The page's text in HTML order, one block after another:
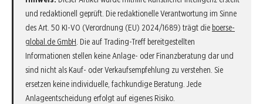
und redaktionell geprüft. Die redaktionelle Verantwortung im Sinne
des Art. 50 KI-VO (Verordnung (EU) 2024/1689) trägt die boerse-
global.de GmbH . Die auf Trading-Treff bereitgestellten
Informationen stellen keine Anlage- oder Finanzberatung dar und
sind nicht als Kauf- oder Verkaufsempfehlung zu verstehen. Sie
ersetzen keine individuelle, fachkundige Beratung. Jede
Anlageentscheidung erfolgt auf eigenes Risiko.